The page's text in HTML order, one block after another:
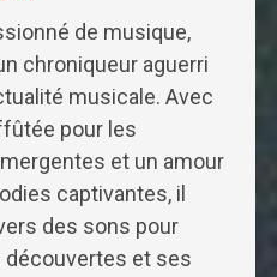
de musique,
chroniqueur aguerri
musicale. Avec
pour les
et un amour
captivantes, il
des sons pour
découvertes et ses